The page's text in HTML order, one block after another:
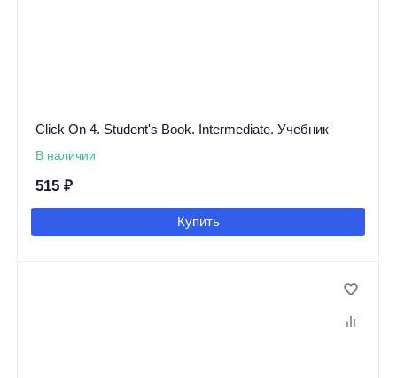
Click On 4. Student's Book. Intermediate. Учебник
В наличии
515 ₽
Купить